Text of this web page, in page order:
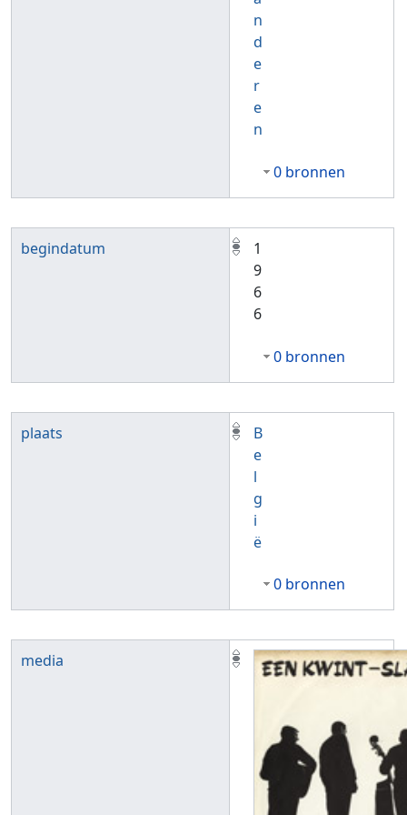
n
d
e
r
e
n
0 bronnen
begindatum
1
9
6
6
0 bronnen
plaats
B
e
l
g
i
ë
0 bronnen
media